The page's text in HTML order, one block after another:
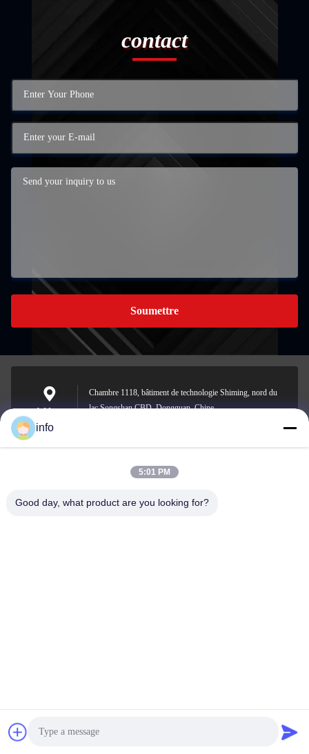
contact
Soumettre
Address
Chambre 1118, bâtiment de technologie Shiming, nord du
lac Songshan CBD, Dongguan, Chine
info@gdpowerplus.com
Guangdong Powerplus General Equipment Co.,Ltd
info
5:01 PM
Good day, what product are you looking for?